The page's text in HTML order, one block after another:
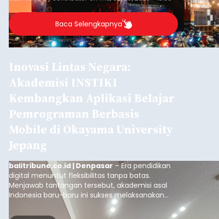
Baca Selengkapnya
Inovasi Lintas Negara:
Akademisi INSTIKI
Kembangkan Aplikasi Belajar
Pemrograman Berbasis
Mobile di Okayama University
Jepang
balitribune.co.id | Denpasar – Era pendidikan
digital menuntut fleksibilitas tanpa batas.
Menjawab tantangan tersebut, akademisi asal
Indonesia baru-baru ini sukses melaksanakan
program Pengabdian Kepada Masyarakat (PKM)
skala internasional di Distributed Systems